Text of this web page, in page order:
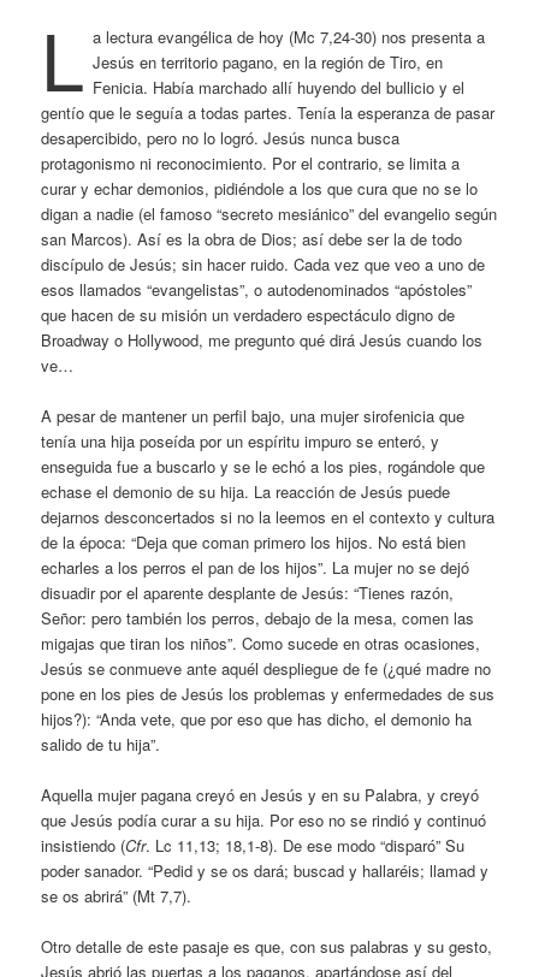
L a lectura evangélica de hoy (Mc 7,24-30) nos presenta a
Jesús en territorio pagano, en la región de Tiro, en
Fenicia. Había marchado allí huyendo del bullicio y el
gentío que le seguía a todas partes. Tenía la esperanza de pasar
desapercibido, pero no lo logró. Jesús nunca busca
protagonismo ni reconocimiento. Por el contrario, se limita a
curar y echar demonios, pidiéndole a los que cura que no se lo
digan a nadie (el famoso “secreto mesiánico” del evangelio según
san Marcos). Así es la obra de Dios; así debe ser la de todo
discípulo de Jesús; sin hacer ruido. Cada vez que veo a uno de
esos llamados “evangelistas”, o autodenominados “apóstoles”
que hacen de su misión un verdadero espectáculo digno de
Broadway o Hollywood, me pregunto qué dirá Jesús cuando los
ve…
A pesar de mantener un perfil bajo, una mujer sirofenicia que
tenía una hija poseída por un espíritu impuro se enteró, y
enseguida fue a buscarlo y se le echó a los pies, rogándole que
echase el demonio de su hija. La reacción de Jesús puede
dejarnos desconcertados si no la leemos en el contexto y cultura
de la época: “Deja que coman primero los hijos. No está bien
echarles a los perros el pan de los hijos”. La mujer no se dejó
disuadir por el aparente desplante de Jesús: “Tienes razón,
Señor: pero también los perros, debajo de la mesa, comen las
migajas que tiran los niños”. Como sucede en otras ocasiones,
Jesús se conmueve ante aquél despliegue de fe (¿qué madre no
pone en los pies de Jesús los problemas y enfermedades de sus
hijos?): “Anda vete, que por eso que has dicho, el demonio ha
salido de tu hija”.
Aquella mujer pagana creyó en Jesús y en su Palabra, y creyó
que Jesús podía curar a su hija. Por eso no se rindió y continuó
insistiendo (Cfr. Lc 11,13; 18,1-8). De ese modo “disparó” Su
poder sanador. “Pedid y se os dará; buscad y hallaréis; llamad y
se os abrirá” (Mt 7,7).
Otro detalle de este pasaje es que, con sus palabras y su gesto,
Jesús abrió las puertas a los paganos, apartándose así del